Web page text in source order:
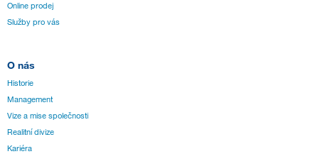
Online prodej
Služby pro vás
O nás
Historie
Management
Vize a mise společnosti
Realitní divize
Kariéra